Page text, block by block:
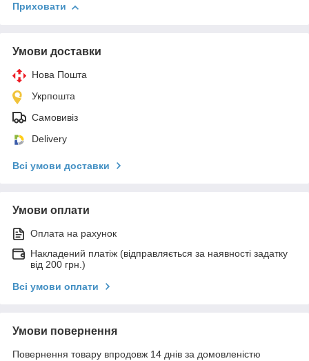
Приховати
Умови доставки
Нова Пошта
Укрпошта
Самовивіз
Delivery
Всі умови доставки
Умови оплати
Оплата на рахунок
Накладений платіж (відправляється за наявності задатку
від 200 грн.)
Всі умови оплати
Умови повернення
Повернення товару впродовж 14 днів за домовленістю